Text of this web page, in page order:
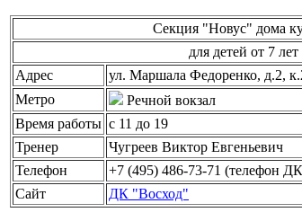
Секция "Новус" дома
для детей от 7
Адрес
ул. Маршала Федоренко, д.2,
Метро
Речной вокзал
Время работы с 11 до 19
Тренер
Чугреев Виктор Евгеньевич
Телефон
+7 (495) 486-73-71 (телефон
Сайт
ДК "Восход"